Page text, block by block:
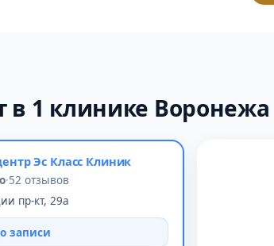
1 клинике Воронежа
Эс Класс Клиник
·52 отзывов
пр-кт, 29а
записи